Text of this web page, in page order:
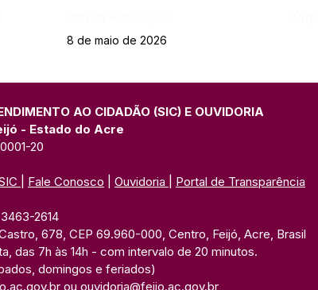
8 de maio de 2026
AO CIDADÃO (SIC) E OUVIDORIA
- Estado do Acre
20
Fale Conosco Ouvidoria Portal de Transparência
2614
678, CEP 69.960-000, Centro, Feijó, Acre, Brasil
das 7h às 14h - com intervalo de 20 minutos.
domingos e feriados)
ou ouvidoria@feijo.ac.gov.br